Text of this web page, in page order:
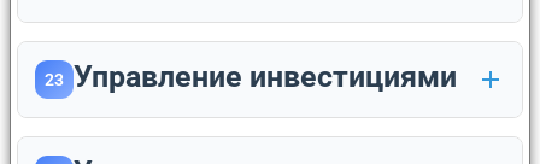
23 Управление инвестициями